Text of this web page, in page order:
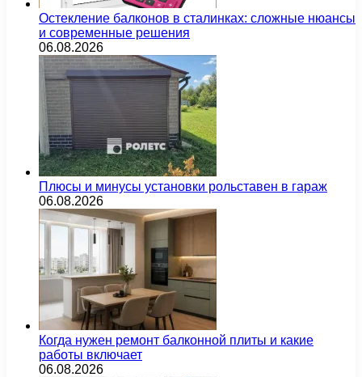
Остекление балконов в сталинках: сложные нюансы
и современные решения
06.08.2026
Плюсы и минусы установки рольставен в гараж
06.08.2026
Когда нужен ремонт балконной плиты и какие
работы включает
06.08.2026